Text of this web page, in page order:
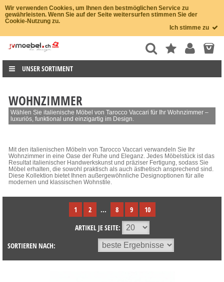
Wir verwenden Cookies, um Ihnen den bestmöglichen Service zu
gewährleisten. Wenn Sie auf der Seite weitersurfen stimmen Sie der
Cookie-Nutzung zu.
Ich stimme zu
UNSER SORTIMENT
WOHNZIMMER
Wählen Sie italienische Möbel von Tarocco Vaccari für Ihr Wohnzimmer –
luxuriös, funktional und einzigartig im Design.
Mit den italienischen Möbeln von Tarocco Vaccari verwandeln Sie Ihr
Wohnzimmer in eine Oase der Ruhe und Eleganz. Jedes Möbelstück ist das
Resultat italienischer Handwerkskunst und präziser Fertigung, sodass Sie
Möbel erhalten, die sowohl praktisch als auch ästhetisch ansprechend sind.
Diese Kollektion bietet Ihnen außergewöhnliche Designoptionen für alle
modernen und klassischen Wohnstile.
1 2 ... 8 9
10
ARTIKEL JE SEITE:
SORTIEREN NACH: